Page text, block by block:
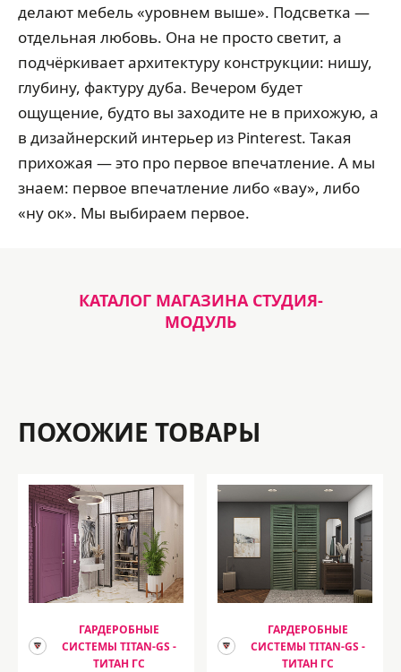
делают мебель «уровнем выше». Подсветка —
отдельная любовь. Она не просто светит, а
подчёркивает архитектуру конструкции: нишу,
глубину, фактуру дуба. Вечером будет
ощущение, будто вы заходите не в прихожую, а
в дизайнерский интерьер из Pinterest. Такая
прихожая — это про первое впечатление. А мы
знаем: первое впечатление либо «вау», либо
«ну ок». Мы выбираем первое.
КАТАЛОГ МАГАЗИНА СТУДИЯ-
МОДУЛЬ
ПОХОЖИЕ ТОВАРЫ
ГАРДЕРОБНЫЕ
СИСТЕМЫ TITAN-GS -
ТИТАН ГС
ГАРДЕРОБНЫЕ
СИСТЕМЫ TITAN-GS -
ТИТАН ГС